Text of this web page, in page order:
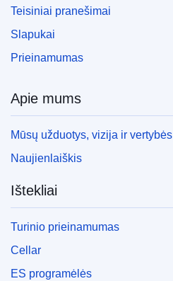
Teisiniai pranešimai
Slapukai
Prieinamumas
Apie mums
Mūsų užduotys, vizija ir vertybės
Naujienlaiškis
Ištekliai
Turinio prieinamumas
Cellar
ES programėlės